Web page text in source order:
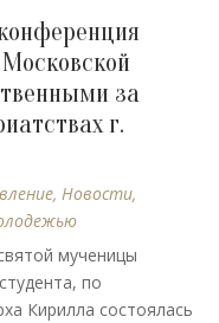
за
г.
,Новости,
мученицы
по
Кирилла состоялась